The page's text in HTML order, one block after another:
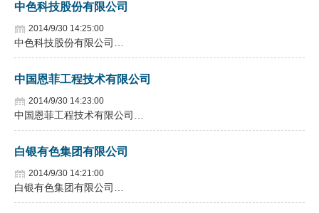
中色科技股份有限公司
2014/9/30 14:25:00
中色科技股份有限公司…
中国恩菲工程技术有限公司
2014/9/30 14:23:00
中国恩菲工程技术有限公司…
白银有色集团有限公司
2014/9/30 14:21:00
白银有色集团有限公司…